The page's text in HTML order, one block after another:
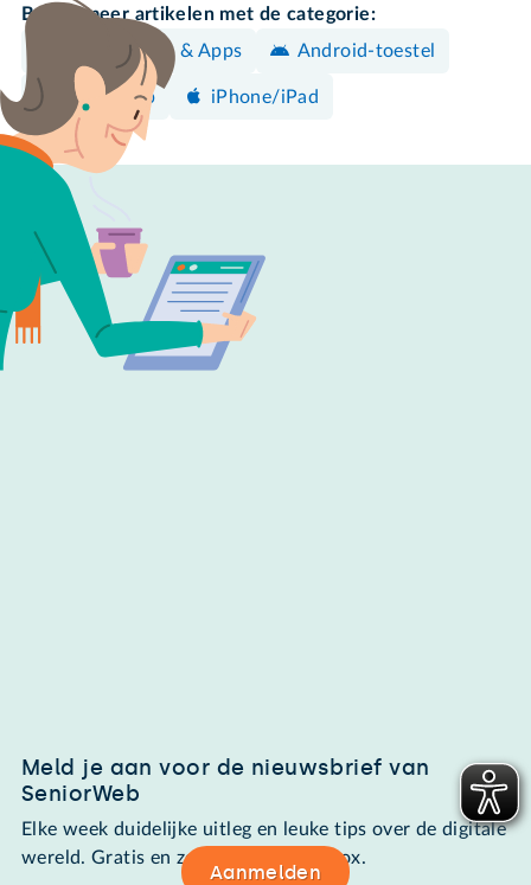
Bekijk meer artikelen met de categorie:
Programma's & Apps
Android-toestel
WhatsApp iPhone/iPad
Meld je aan voor de nieuwsbrief van
SeniorWeb
Elke week duidelijke uitleg en leuke tips over de digitale
wereld. Gratis en zomaar in de mailbox.
Aanmelden